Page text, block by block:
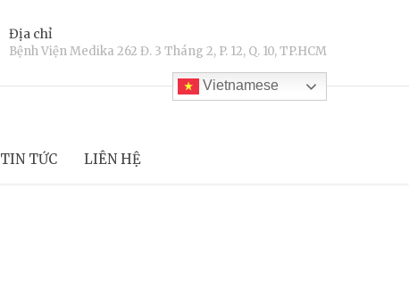
Địa chỉ
Bệnh Viện Medika 262 Đ. 3 Tháng 2, P. 12, Q. 10, TP.HCM
Vietnamese
TIN TỨC LIÊN HỆ